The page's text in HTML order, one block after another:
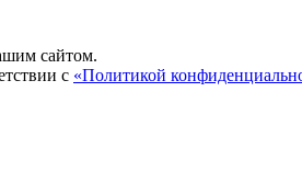
сайтом.
с «Политикой